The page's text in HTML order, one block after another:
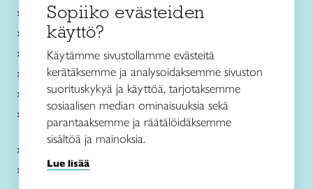
Käsityökurssit ja koulutus
Ajankohtaista
Käsityöohjeet
Me olemme Taito
Paikallinen toiminta
Verkkokaupat
Kirjaudu Arviin
Kirjaudu Taitocampukseen
Sopiiko evästeiden
käyttö?
Käytämme sivustollamme evästeitä
kerätäksemme ja analysoidaksemme sivuston
suorituskykyä ja käyttöä, tarjotaksemme
sosiaalisen median ominaisuuksia sekä
parantaaksemme ja räätälöidäksemme
sisältöä ja mainoksia.
Lue lisää